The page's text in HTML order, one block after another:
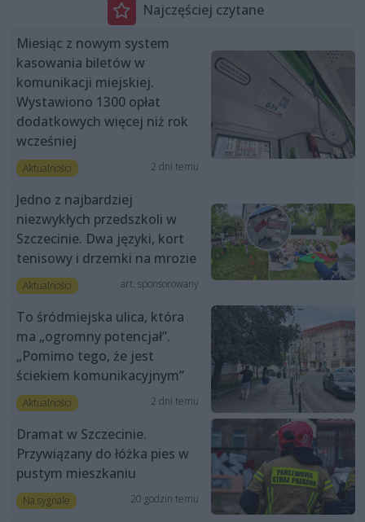
Najczęściej czytane
Miesiąc z nowym system
kasowania biletów w
komunikacji miejskiej.
Wystawiono 1300 opłat
dodatkowych więcej niż rok
wcześniej
Aktualności 2 dni temu
Jedno z najbardziej
niezwykłych przedszkoli w
Szczecinie. Dwa języki, kort
tenisowy i drzemki na mrozie
Aktualności art. sponsorowany
To śródmiejska ulica, która
ma „ogromny potencjał”.
„Pomimo tego, że jest
ściekiem komunikacyjnym”
Aktualności 2 dni temu
Dramat w Szczecinie.
Przywiązany do łóżka pies w
pustym mieszkaniu
Na sygnale 20 godzin temu